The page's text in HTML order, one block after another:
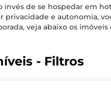
invés de se hospedar em
privacidade e autonomia,
veja abaixo os imóveis
- Filtros